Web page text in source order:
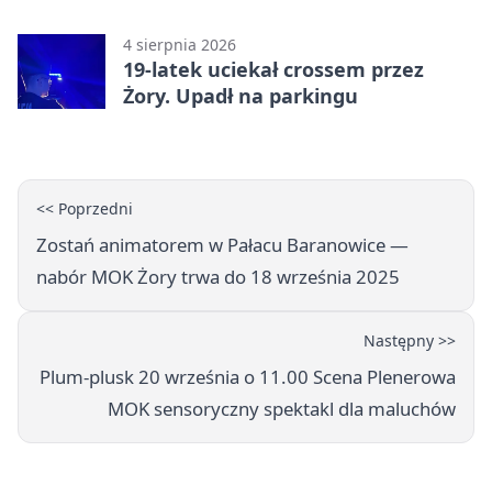
4 sierpnia 2026
19-latek uciekał crossem przez
Żory. Upadł na parkingu
<< Poprzedni
Zostań animatorem w Pałacu Baranowice —
nabór MOK Żory trwa do 18 września 2025
Następny >>
Plum-plusk 20 września o 11.00 Scena Plenerowa
MOK sensoryczny spektakl dla maluchów